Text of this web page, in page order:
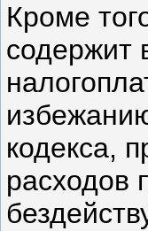
Кроме
содержит
кодекса,
расходов